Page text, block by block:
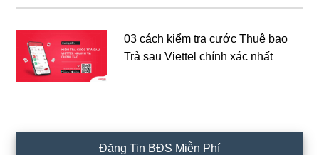
03 cách kiểm tra cước Thuê bao
Trả sau Viettel chính xác nhất
Đăng Tin BĐS Miễn Phí